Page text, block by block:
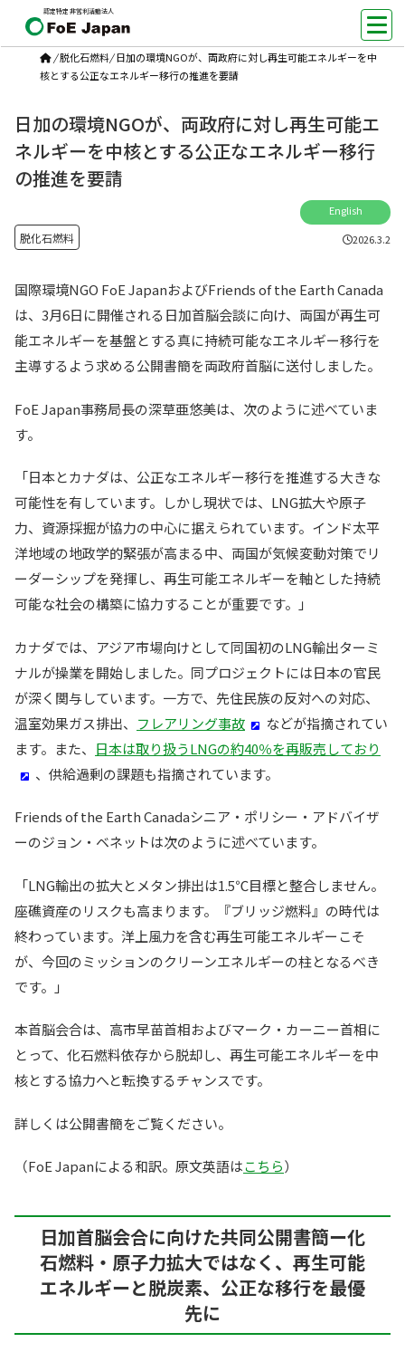
認定特定非営利活動法人
/脱化石燃料/ 日加の環境NGOが、両政府に対し再生可能エネルギーを中
核とする公正なエネルギー移行の推進を要請
日加の環境NGOが、両政府に対し再生可能エ
ネルギーを中核とする公正なエネルギー移行
の推進を要請
English
脱化石燃料 2026.3.2
国際環境NGO FoE JapanおよびFriends of the Earth Canada
は、3月6日に開催される日加首脳会談に向け、両国が再生可
能エネルギーを基盤とする真に持続可能なエネルギー移行を
主導するよう求める公開書簡を両政府首脳に送付しました。
FoE Japan事務局長の深草亜悠美は、次のように述べていま
す。
「日本とカナダは、公正なエネルギー移行を推進する大きな
可能性を有しています。しかし現状では、LNG拡大や原子
力、資源採掘が協力の中心に据えられています。インド太平
洋地域の地政学的緊張が高まる中、両国が気候変動対策でリ
ーダーシップを発揮し、再生可能エネルギーを軸とした持続
可能な社会の構築に協力することが重要です。」
カナダでは、アジア市場向けとして同国初のLNG輸出ターミ
ナルが操業を開始しました。同プロジェクトには日本の官民
が深く関与しています。一方で、先住民族の反対への対応、
温室効果ガス排出、 フレアリング事故
などが指摘されてい
ます。また、 日本は取り扱うLNGの約40％を再販売しており
、供給過剰の課題も指摘されています。
Friends of the Earth Canadaシニア・ポリシー・アドバイザ
ーのジョン・ベネットは次のように述べています。
「LNG輸出の拡大とメタン排出は1.5℃目標と整合しません。
座礁資産のリスクも高まります。『ブリッジ燃料』の時代は
終わっています。洋上風力を含む再生可能エネルギーこそ
が、今回のミッションのクリーンエネルギーの柱となるべき
です。」
本首脳会合は、高市早苗首相およびマーク・カーニー首相に
とって、化石燃料依存から脱却し、再生可能エネルギーを中
核とする協力へと転換するチャンスです。
詳しくは公開書簡をご覧ください。
（FoE Japanによる和訳。原文英語はこちら）
日加首脳会合に向けた共同公開書簡ー化
石燃料・原子力拡大ではなく、再生可能
エネルギーと脱炭素、公正な移行を最優
先に